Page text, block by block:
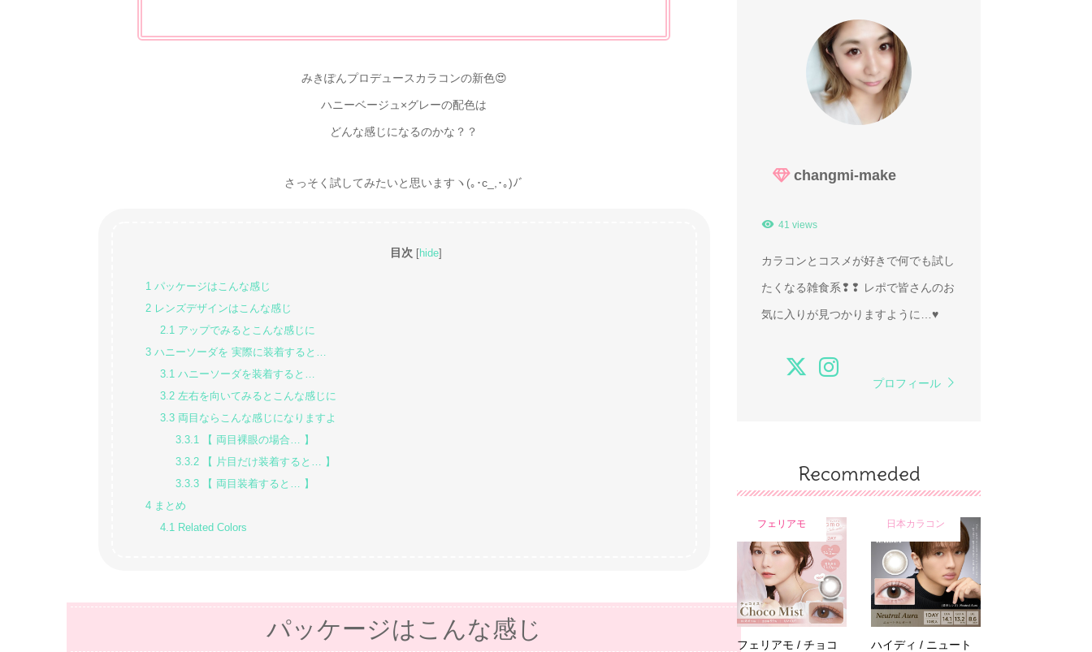
みきぽんプロデュースカラコンの新色😍
ハニーベージュ×グレーの配色は
どんな感じになるのかな？？
さっそく試してみたいと思いますヽ(｡･c_,･｡)ﾉﾞ
目次 [hide]
1パッケージはこんな感じ
2レンズデザインはこんな感じ
2.1 アップでみるとこんな感じに
3ハニーソーダを 実際に装着すると…
3.1 ハニーソーダを装着すると…
3.2 左右を向いてみるとこんな感じに
3.3 両目ならこんな感じになりますよ
3.3.1 【 両目裸眼の場合… 】
3.3.2 【 片目だけ装着すると… 】
3.3.3 【 両目装着すると… 】
4まとめ
4.1 Related Colors
パッケージはこんな感じ
changmi-make
41 views
カラコンとコスメが好きで何でも試し
たくなる雑食系❢❢ レポで皆さんのお
気に入りが見つかりますように…♥
プロフィール
Recommeded
フェリアモ
フェリアモ / チョコ
日本カラコン
ハイディ / ニュート